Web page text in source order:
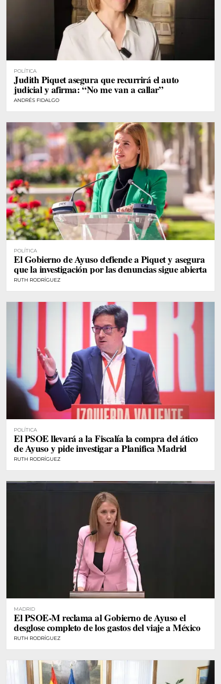
POLÍTICA
Judith Piquet asegura que recurrirá el auto
judicial y afirma: “No me van a callar”
ANDRÉS FIDALGO
POLÍTICA
El Gobierno de Ayuso defiende a Piquet y asegura
que la investigación por las denuncias sigue abierta
RUTH RODRÍGUEZ
POLÍTICA
El PSOE llevará a la Fiscalía la compra del ático
de Ayuso y pide investigar a Planifica Madrid
RUTH RODRÍGUEZ
MADRID
El PSOE-M reclama al Gobierno de Ayuso el
desglose completo de los gastos del viaje a México
RUTH RODRÍGUEZ